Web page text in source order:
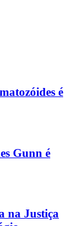
é
Gunn é
na Justiça